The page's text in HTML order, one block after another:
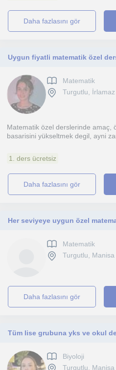
daha fazlasını gör
Uygun fiyatli matematik özel
Matematik
Turgutlu, İrlamaz
Matematik özel derslerinde amaç,
basarisini yükseltmek degil, ayni
1. ders ücretsiz
daha fazlasını gör
Her seviyeye uygun özel
Matematik
Turgutlu, Manisa
daha fazlasını gör
Tüm lise grubuna yks ve okul
Biyoloji
Turgutlu, Manisa